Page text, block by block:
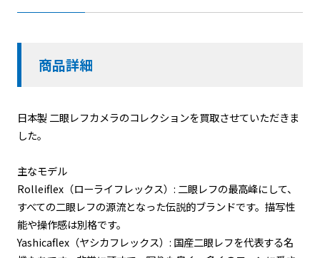
商品詳細
日本製 二眼レフカメラのコレクションを買取させていただきま
した。
主なモデル
Rolleiflex（ローライフレックス）: 二眼レフの最高峰にして、
すべての二眼レフの源流となった伝説的ブランドです。描写性
能や操作感は別格です。
Yashicaflex（ヤシカフレックス）: 国産二眼レフを代表する名